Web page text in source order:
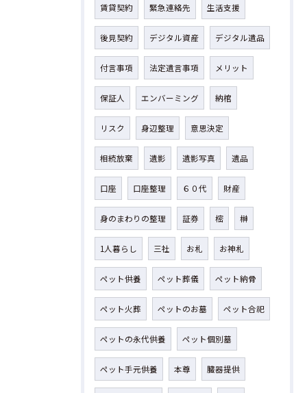
賃貸契約 緊急連絡先 生活支援
後見契約 デジタル資産 デジタル遺品
付言事項 法定遺言事項 メリット
保証人 エンバーミング 納棺
リスク 身辺整理 意思決定
相続放棄 遺影 遺影写真 遺品
口座 口座整理 ６０代 財産
身のまわりの整理 証券 樒 榊
1人暮らし 三社 お札 お神札
ペット供養 ペット葬儀 ペット納骨
ペット火葬 ペットのお墓 ペット合祀
ペットの永代供養 ペット個別墓
ペット手元供養 本尊 臓器提供